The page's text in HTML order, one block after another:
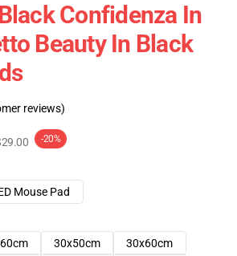
Confidenza In
Beauty In Black
reviews)
-20%
Mouse Pad
30x50cm
30x60cm